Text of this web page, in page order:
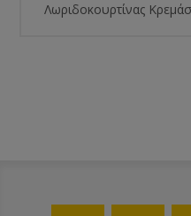
Λωριδοκουρτίνας